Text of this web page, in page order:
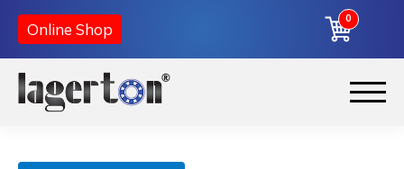
Online Shop
0
Početna